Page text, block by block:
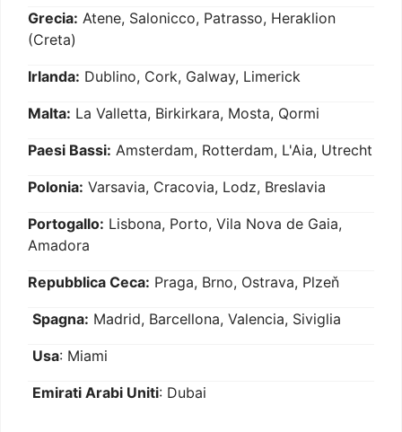
Grecia: Atene, Salonicco, Patrasso, Heraklion
(Creta)
Irlanda: Dublino, Cork, Galway, Limerick
Malta: La Valletta, Birkirkara, Mosta, Qormi
Paesi Bassi: Amsterdam, Rotterdam, L'Aia, Utrecht
Polonia: Varsavia, Cracovia, Lodz, Breslavia
Portogallo: Lisbona, Porto, Vila Nova de Gaia,
Amadora
Repubblica Ceca: Praga, Brno, Ostrava, Plzeň
Spagna: Madrid, Barcellona, Valencia, Siviglia
Usa: Miami
Emirati Arabi Uniti: Dubai